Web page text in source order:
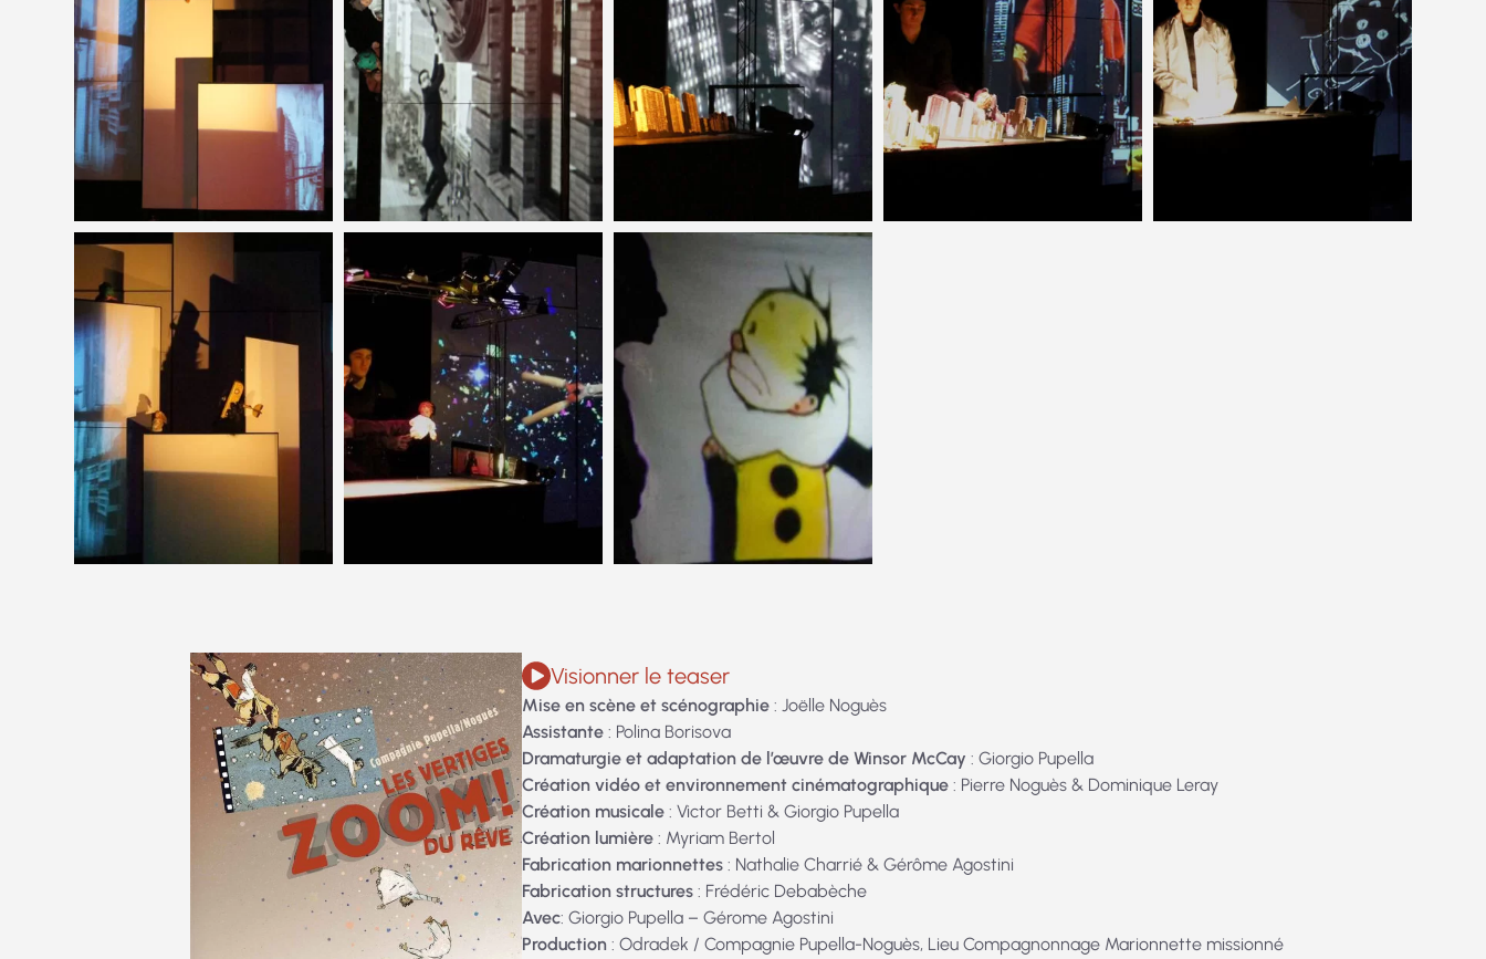
Visionner le teaser
Mise en scène et scénographie : Joëlle Noguès
Assistante : Polina Borisova
Dramaturgie et adaptation de l’œuvre de Winsor McCay : Giorgio Pupella
Création vidéo et environnement cinématographique : Pierre Noguès & Dominique Leray
Création musicale : Victor Betti & Giorgio Pupella
Création lumière : Myriam Bertol
Fabrication marionnettes : Nathalie Charrié & Gérôme Agostini
Fabrication structures : Frédéric Debabèche
Avec: Giorgio Pupella – Gérome Agostini
Production : Odradek / Compagnie Pupella-Noguès, Lieu Compagnonnage Marionnette missionné